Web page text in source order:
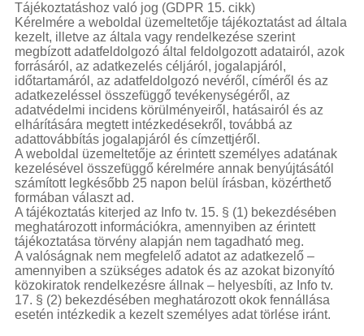
penhigh
powered
laserblue
laser
pointerlazer
pointerhigh
powered
laser
pointerdiode
laser
Tájékoztatáshoz való jog (GDPR 15. cikk)
Kérelmére a weboldal üzemeltetője tájékoztatást ad általa
kezelt, illetve az általa vagy rendelkezése szerint
megbízott adatfeldolgozó által feldolgozott adatairól, azok
forrásáról, az adatkezelés céljáról, jogalapjáról,
időtartamáról, az adatfeldolgozó nevéről, címéről és az
adatkezeléssel összefüggő tevékenységéről, az
adatvédelmi incidens körülményeiről, hatásairól és az
elhárítására megtett intézkedésekről, továbbá az
adattovábbítás jogalapjáról és címzettjéről.
A weboldal üzemeltetője az érintett személyes adatának
kezelésével összefüggő kérelmére annak benyújtásától
számított legkésőbb 25 napon belül írásban, közérthető
formában választ ad.
A tájékoztatás kiterjed az Info tv. 15. § (1) bekezdésében
meghatározott információkra, amennyiben az érintett
tájékoztatása törvény alapján nem tagadható meg.
A valóságnak nem megfelelő adatot az adatkezelő –
amennyiben a szükséges adatok és az azokat bizonyító
közokiratok rendelkezésre állnak – helyesbíti, az Info tv.
17. § (2) bekezdésében meghatározott okok fennállása
esetén intézkedik a kezelt személyes adat törlése iránt.